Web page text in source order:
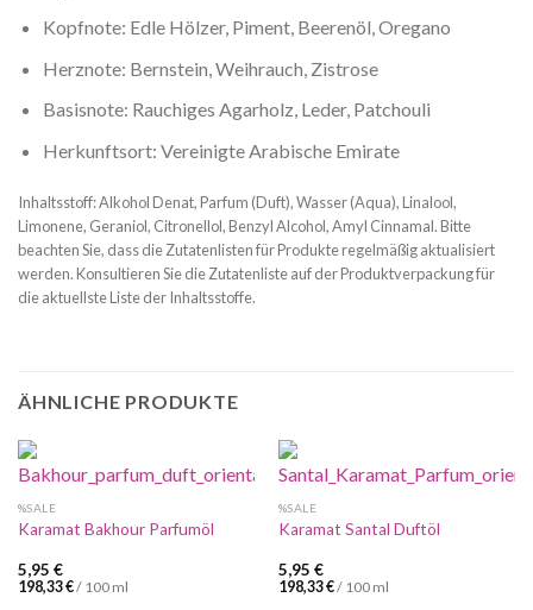
Kopfnote: Edle Hölzer, Piment, Beerenöl, Oregano
Herznote: Bernstein, Weihrauch, Zistrose
Basisnote: Rauchiges Agarholz, Leder, Patchouli
Herkunftsort: Vereinigte Arabische Emirate
Inhaltsstoff: Alkohol Denat, Parfum (Duft), Wasser (Aqua), Linalool,
Limonene, Geraniol, Citronellol, Benzyl Alcohol, Amyl Cinnamal. Bitte
beachten Sie, dass die Zutatenlisten für Produkte regelmäßig aktualisiert
werden. Konsultieren Sie die Zutatenliste auf der Produktverpackung für
die aktuellste Liste der Inhaltsstoffe.
ÄHNLICHE PRODUKTE
%SALE
Karamat Bakhour Parfumöl
5,95 €
198,33€/ 100 ml
%SALE
Karamat Santal Duftöl
5,95 €
198,33€/ 100 ml